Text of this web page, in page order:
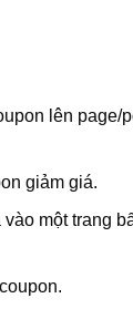
lên page/
giảm giá.
một trang